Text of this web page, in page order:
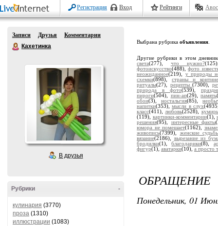
Регистрация Вход Рейтинги
Записи Друзья
Комментарии
Кахетинка
В друзья
-
Рубрики
кулинария (3770)
проза (1310)
иллюстрации (1083)
Выбрана рубрика объявления
Другие рубрики в этом
света(277), что нужно?
фотоискусство(488),фото
неожиданное(219), у природы
схемки(898), страны и
ритуалы(27), рецепты(7300),
природа в фото(539),
пироги(504), пин-ап(29),память
обои(3),ностальгия(85),
напитки(353),мысли в слух
класс(411), любовь(2528),
(119), картинки-комментарии(1),
решения(95), интересные факты
юмора не помешает(1162),
живопись(7399), женские
вязание(2186), вырезание из
бродилки(1),благодарики(8),
фигур(1), аватарки(10), а просто
ОБРАЩЕНИЕ
Понедельник, 01